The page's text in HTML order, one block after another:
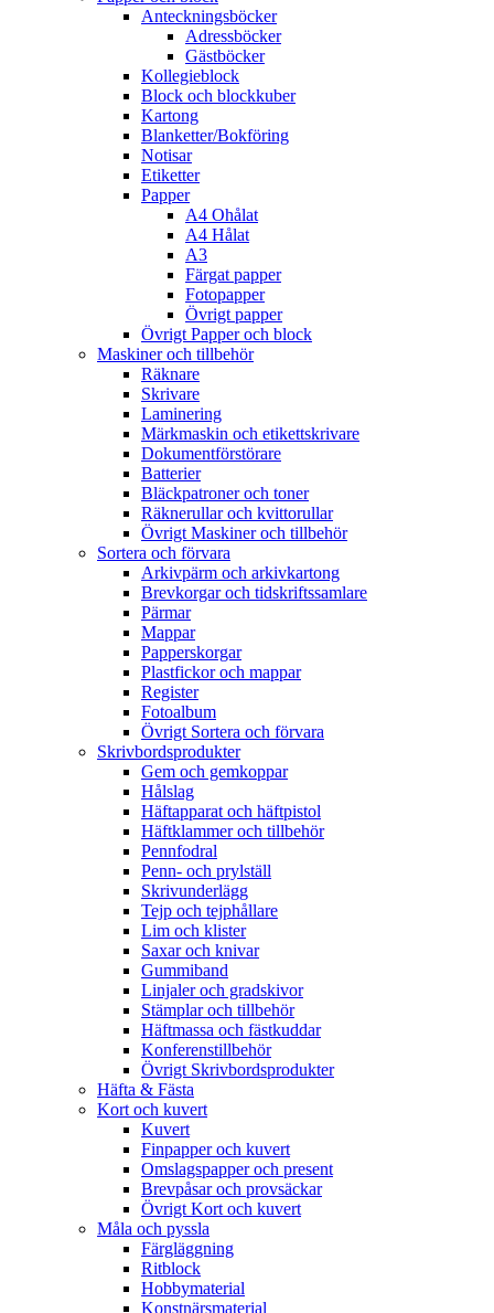
Anteckningsböcker
Adressböcker
Gästböcker
Kollegieblock
Block och blockkuber
Kartong
Blanketter/Bokföring
Notisar
Etiketter
Papper
A4 Ohålat
A4 Hålat
A3
Färgat papper
Fotopapper
Övrigt papper
Övrigt Papper och block
Maskiner och tillbehör
Räknare
Skrivare
Laminering
Märkmaskin och etikettskrivare
Dokumentförstörare
Batterier
Bläckpatroner och toner
Räknerullar och kvittorullar
Övrigt Maskiner och tillbehör
Sortera och förvara
Arkivpärm och arkivkartong
Brevkorgar och tidskriftssamlare
Pärmar
Mappar
Papperskorgar
Plastfickor och mappar
Register
Fotoalbum
Övrigt Sortera och förvara
Skrivbordsprodukter
Gem och gemkoppar
Hålslag
Häftapparat och häftpistol
Häftklammer och tillbehör
Pennfodral
Penn- och prylställ
Skrivunderlägg
Tejp och tejphållare
Lim och klister
Saxar och knivar
Gummiband
Linjaler och gradskivor
Stämplar och tillbehör
Häftmassa och fästkuddar
Konferenstillbehör
Övrigt Skrivbordsprodukter
Häfta & Fästa
Kort och kuvert
Kuvert
Finpapper och kuvert
Omslagspapper och present
Brevpåsar och provsäckar
Övrigt Kort och kuvert
Måla och pyssla
Färgläggning
Ritblock
Hobbymaterial
Konstnärsmaterial